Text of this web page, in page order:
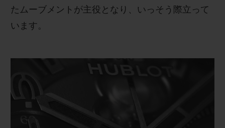
たムーブメントが主役となり、いっそう際立って
います。